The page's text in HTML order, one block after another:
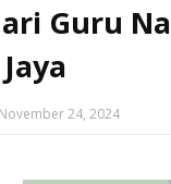
Guru
November 24, 2024